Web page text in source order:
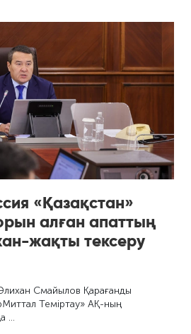
«Қазақстан»
алған апаттың
жақты тексеру
Смайылов Қарағанды
Теміртау» АҚ-ның
…